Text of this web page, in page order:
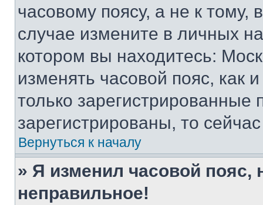
часовому поясу, а не к тому,
случае измените в личных
котором вы находитесь:
изменять часовой пояс, как
только
зарегистрированы, то
Вернуться к началу
» Я изменил часовой пояс,
неправильное!